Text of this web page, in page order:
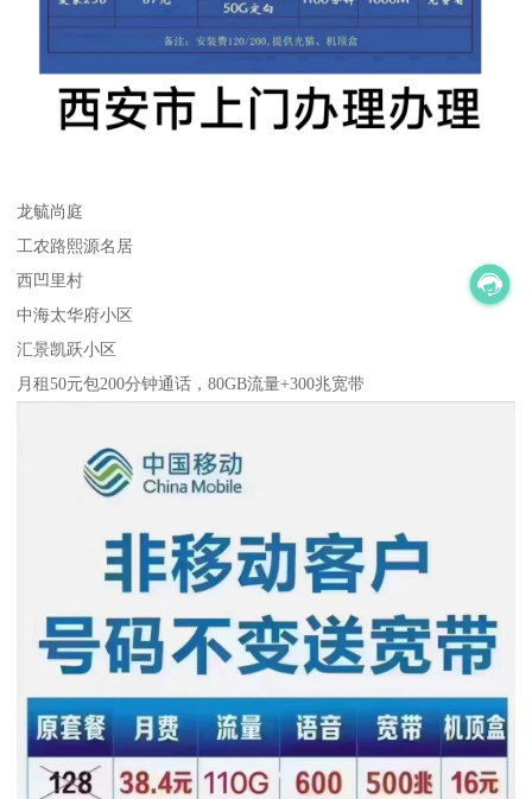
龙毓尚庭
工农路熙源名居
西凹里村
中海太华府小区
汇景凯跃小区
月租50元包200分钟通话，80GB流量+300兆宽带